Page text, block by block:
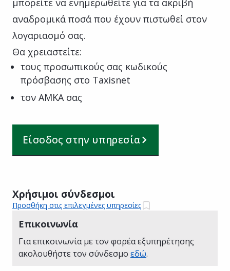
αναδρομικά ποσά που έχουν πιστωθεί στον
λογαριασμό σας.
Θα χρειαστείτε:
τους προσωπικούς σας κωδικούς
πρόσβασης στο Taxisnet
τον AMKA σας
Είσοδος στην υπηρεσία
Χρήσιμοι σύνδεσμοι
Προσθήκη στις επιλεγμένες υπηρεσίες
Επικοινωνία
Για επικοινωνία με τον φορέα εξυπηρέτησης
ακολουθήστε τον σύνδεσμο εδώ.